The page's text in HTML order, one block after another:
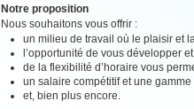
Notre proposition
Nous souhaitons vous offrir :
un milieu de travail où le plaisir et
l’opportunité de vous développer
de la flexibilité d’horaire vous
un salaire compétitif et une gamme
et, bien plus encore.